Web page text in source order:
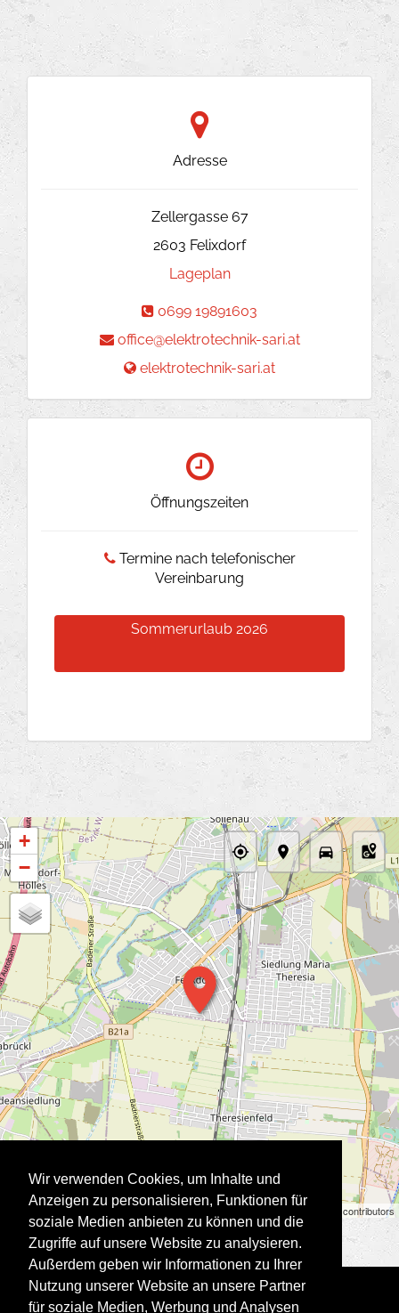
Wir verwenden Cookies, um Inhalte und
Anzeigen zu personalisieren, Funktionen für
soziale Medien anbieten zu können und die
Zugriffe auf unsere Website zu analysieren.
Außerdem geben wir Informationen zu Ihrer
Nutzung unserer Website an unsere Partner
für soziale Medien, Werbung und Analysen
Adresse
Zellergasse 67
2603 Felixdorf
Lageplan
0699 19891603
office@elektrotechnik-sari.at
elektrotechnik-sari.at
Öffnungszeiten
Termine nach telefonischer
Vereinbarung
Sommerurlaub 2026
+
−
Stadtausstellung | © contributors